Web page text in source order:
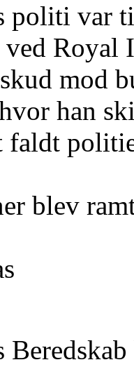
var
ved Royal
mod
han
faldt
blev